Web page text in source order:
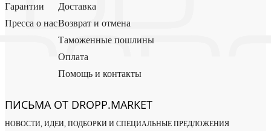
Гарантии
Пресса о нас
Доставка
Возврат и отмена
Таможенные пошлины
Оплата
Помощь и контакты
ПИСЬМА ОТ DROPP.MARKET
НОВОСТИ, ИДЕИ, ПОДБОРКИ И СПЕЦИАЛЬНЫЕ ПРЕДЛОЖЕНИЯ